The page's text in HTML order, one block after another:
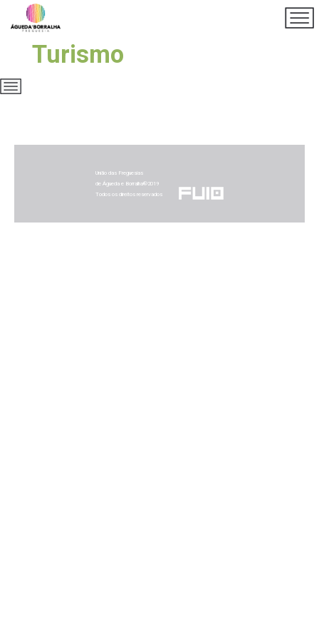
Turismo
União das Freguesias
de Águeda e Borralha®2019
Todos os direitos reservados